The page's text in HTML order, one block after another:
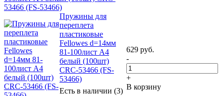
53466 (FS-53466)
Пружины для
переплета
пластиковые
Fellowes d=14мм
81-100лист A4
белый (100шт)
CRC-53466 (FS-
53466)
Есть в наличии (3)
629 руб.
-
+
В корзину